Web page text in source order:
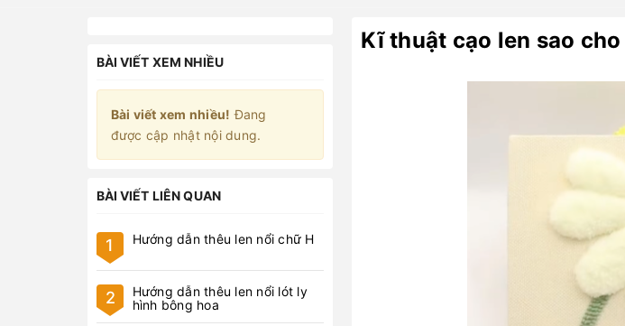
Kĩ thuật cạo len sao
BÀI VIẾT XEM NHIỀU
Bài viết xem nhiều! Đang
được cập nhật nội dung.
BÀI VIẾT LIÊN QUAN
1 Hướng dẫn thêu len nổi chữ H
2
Hướng dẫn thêu len nổi lót ly
hình bông hoa